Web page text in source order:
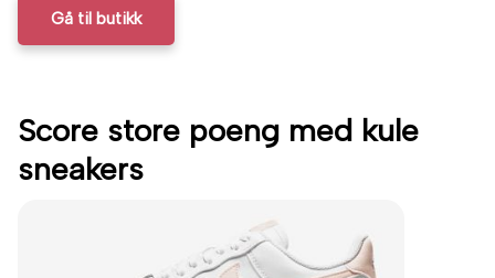
Gå til butikk
Score store poeng med kule
sneakers